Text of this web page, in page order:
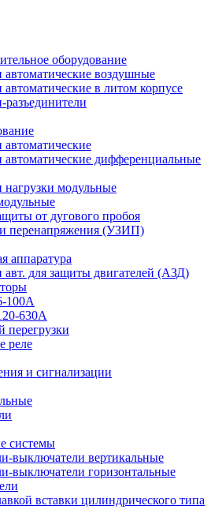
оборудование
воздушные
в литом корпусе
дифференциальные
модульные
от дугового пробоя
перенапряжения (УЗИП)
аппаратура
для защиты двигателей (АЗД)
100А
630A
перегрузки
реле
и сигнализации
системы
выключатели вертикальные
выключатели горизонтальные
вставки цилиндрического типа